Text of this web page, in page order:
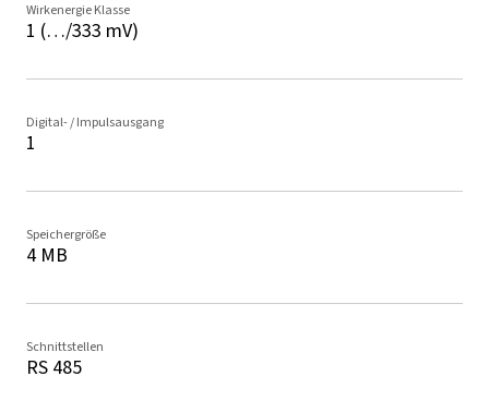
Wirkenergie Klasse
1 (…/333 mV)
Digital- / Impulsausgang
1
Speichergröße
4 MB
Schnittstellen
RS 485